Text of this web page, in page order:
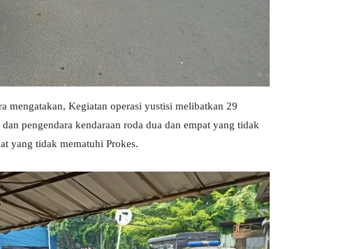
mengatakan, Kegiatan operasi yustisi melibatkan 29
pengendara kendaraan roda dua dan empat yang tidak
yang tidak mematuhi Prokes.